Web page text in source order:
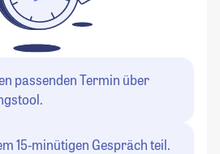
passenden Termin über
15-minütigen Gespräch teil.